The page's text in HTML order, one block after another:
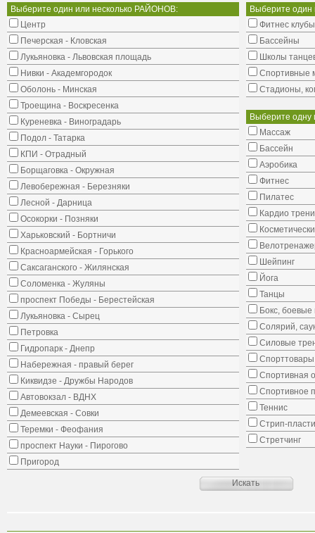
Выберите один или несколько РАЙОНОВ:
Центр
Печерская - Кловская
Лукьяновка - Львовская площадь
Нивки - Академгородок
Оболонь - Минская
Троещина - Воскресенка
Куреневка - Виноградарь
Подол - Татарка
КПИ - Отрадный
Борщаговка - Окружная
Левобережная - Березняки
Лесной - Дарница
Осокорки - Позняки
Харьковский - Бортничи
Красноармейская - Горького
Саксаганского - Жилянская
Соломенка - Жуляны
проспект Победы - Берестейская
Лукьяновка - Сырец
Петровка
Гидропарк - Днепр
Набережная - правый берег
Киквидзе - Дружбы Народов
Автовокзал - ВДНХ
Демеевская - Совки
Теремки - Феофания
проспект Науки - Пирогово
Пригород
Выберите
Фитнес клубы
Бассейны
Школы
Cпортивные
Стадионы,
Выберите одну
Массаж
Бассейн
Аэробика
Фитнес
Пилатес
Кардио
Шейпинг
Йога
Танцы
Бокс, боевые
Солярий,
Силовые
Спортивная
Спортивное
Теннис
Стрип-
Стретчинг